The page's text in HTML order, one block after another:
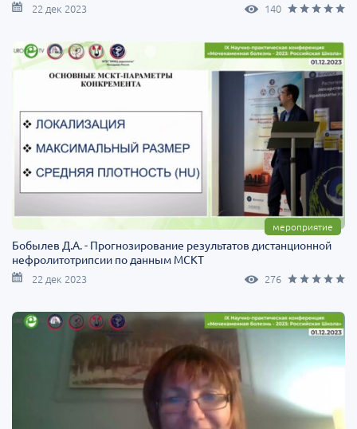
22 дек 2023 140
мероприятие
Бобылев Д.А. - Прогнозирование результатов дистанционной
нефролитотрипсии по данным МСКТ
22 дек 2023 276